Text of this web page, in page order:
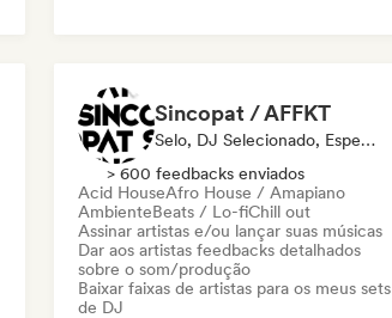
Sincopat / AFFKT
Selo, DJ Selecionado, Especialista Em Som
> 600 feedbacks enviados
Acid HouseAfro House / Amapiano
AmbienteBeats / Lo-fiChill out
Assinar artistas e/ou lançar suas músicas
Dar aos artistas feedbacks detalhados
sobre o som/produção
Baixar faixas de artistas para os meus sets
de DJ